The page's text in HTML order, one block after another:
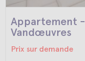
Appartement -
Vandœuvres
Prix sur demande